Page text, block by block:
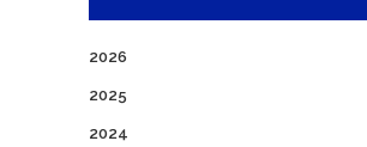
2026
2025
2024